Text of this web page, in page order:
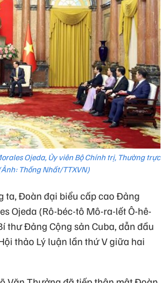
Ojeda, Ủy viên Bộ Chính trị, Thường trực
Thống Nhất/TTXVN)
ta, Đoàn đại biểu cấp cao Đảng
Ojeda (Rô-béc-tô Mô-ra-lết Ô-hê-
thư Đảng Cộng sản Cuba, dẫn đầu
thảo Lý luận lần thứ V giữa hai